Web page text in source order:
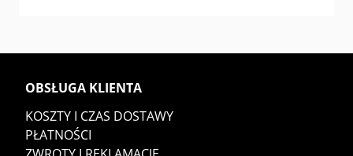
OBSŁUGA KLIENTA
KOSZTY I CZAS DOSTAWY
PŁATNOŚCI